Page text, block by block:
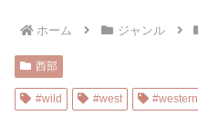
ホーム ジャンル
西部
#wild #west #western